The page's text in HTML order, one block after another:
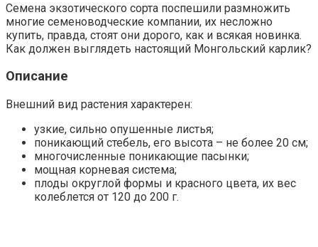
Семена экзотического сорта поспешили размножить
многие семеноводческие компании, их несложно
купить, правда, стоят они дорого, как и всякая новинка.
Как должен выглядеть настоящий Монгольский карлик?
Описание
Внешний вид растения характерен:
узкие, сильно опушенные листья;
поникающий стебель, его высота – не более 20 см;
многочисленные поникающие пасынки;
мощная корневая система;
плоды округлой формы и красного цвета, их вес
колеблется от 120 до 200 г.